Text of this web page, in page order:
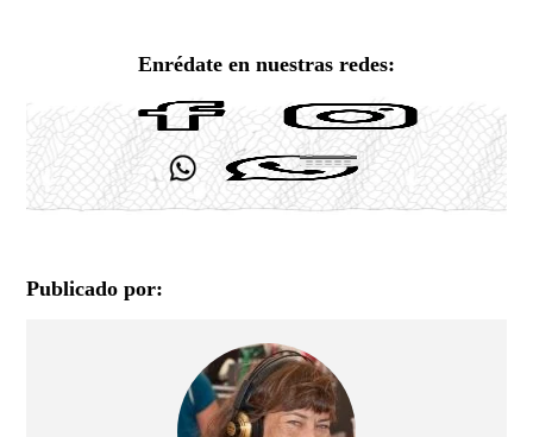
Enrédate en nuestras redes:
Publicado por: